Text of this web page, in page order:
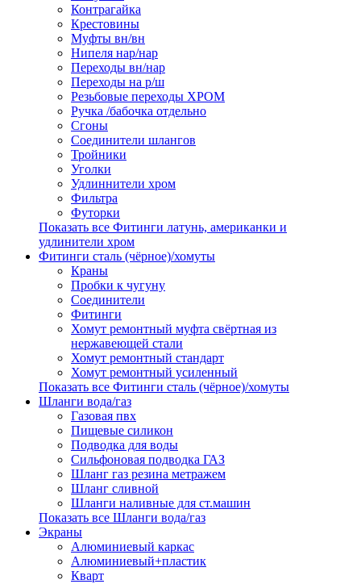
Контрагайка
Крестовины
Муфты вн/вн
Нипеля нар/нар
Переходы вн/нар
Переходы на р/ш
Резьбовые переходы ХРОМ
Ручка /бабочка отдельно
Сгоны
Соединители шлангов
Тройники
Уголки
Удлиннители хром
Фильтра
Футорки
Показать все Фитинги латунь, американки и
удлинители хром
Фитинги сталь (чёрное)/хомуты
Краны
Пробки к чугуну
Соединители
Фитинги
Хомут ремонтный муфта свёртная из
нержавеющей стали
Хомут ремонтный стандарт
Хомут ремонтный усиленный
Показать все Фитинги сталь (чёрное)/хомуты
Шланги вода/газ
Газовая пвх
Пищевые силикон
Подводка для воды
Сильфоновая подводка ГАЗ
Шланг газ резина метражем
Шланг сливной
Шланги наливные для ст.машин
Показать все Шланги вода/газ
Экраны
Алюминиевый каркас
Алюминиевый+пластик
Кварт